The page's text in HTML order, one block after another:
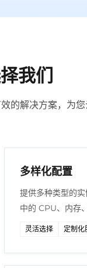
我们
的解决方案，为
多样化配置
提供多种类型的
中的 CPU、内存
灵活选择 定制化